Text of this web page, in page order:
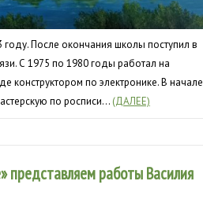
После окончания школы поступил в
С 1975 по 1980 годы работал на
конструктором по электронике. В начале
по росписи… (ДАЛЕЕ)
представляем работы Василия